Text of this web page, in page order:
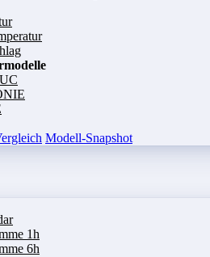
Modell-Snapshot
1h
6h